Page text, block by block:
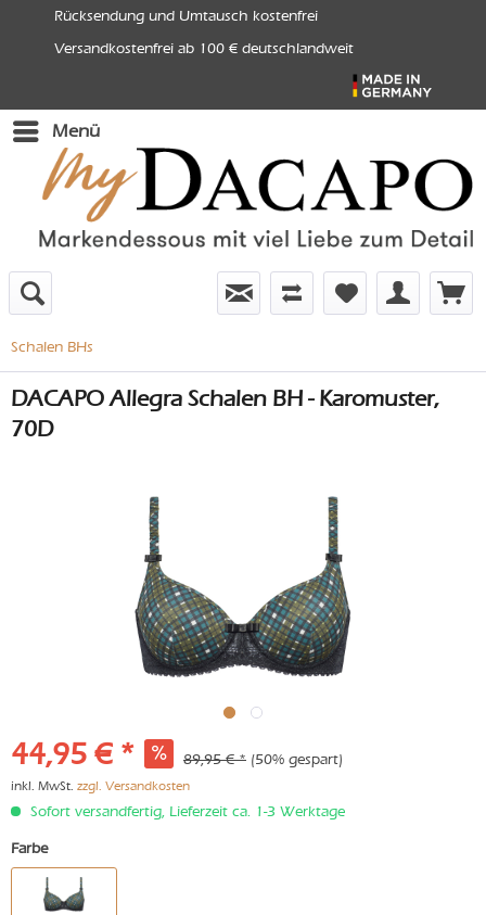
Rücksendung und Umtausch kostenfrei
Versandkostenfrei ab 100 € deutschlandweit
Menü
Schalen BHs
DACAPO Allegra Schalen BH - Karomuster,
70D
44,95 € * 89,95 € * (50% gespart)
inkl. MwSt. zzgl. Versandkosten
Sofort versandfertig, Lieferzeit ca. 1-3 Werktage
Farbe